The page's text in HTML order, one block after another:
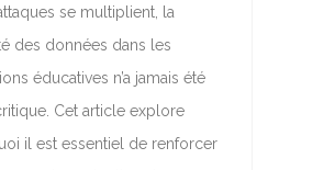
se multiplient, la
des données dans les
éducatives n’a jamais été
Cet article explore
il est essentiel de renforcer